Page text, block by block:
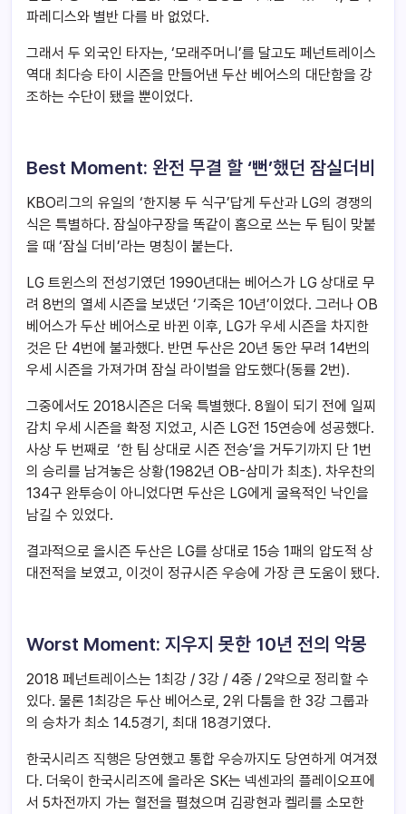
파레디스와 별반 다를 바 없었다.
그래서 두 외국인 타자는, ‘모래주머니’를 달고도 페넌트레이스
역대 최다승 타이 시즌을 만들어낸 두산 베어스의 대단함을 강
조하는 수단이 됐을 뿐이었다.
Best Moment: 완전 무결 할 ‘뻔’했던 잠실더비
KBO리그의 유일의 ‘한지붕 두 식구’답게 두산과 LG의 경쟁의
식은 특별하다. 잠실야구장을 똑같이 홈으로 쓰는 두 팀이 맞붙
을 때 ‘잠실 더비’라는 명칭이 붙는다.
LG 트윈스의 전성기였던 1990년대는 베어스가 LG 상대로 무
려 8번의 열세 시즌을 보냈던 ‘기죽은 10년’이었다. 그러나 OB
베어스가 두산 베어스로 바뀐 이후, LG가 우세 시즌을 차지한
것은 단 4번에 불과했다. 반면 두산은 20년 동안 무려 14번의
우세 시즌을 가져가며 잠실 라이벌을 압도했다(동률 2번).
그중에서도 2018시즌은 더욱 특별했다. 8월이 되기 전에 일찌
감치 우세 시즌을 확정 지었고, 시즌 LG전 15연승에 성공했다.
사상 두 번째로 ‘한 팀 상대로 시즌 전승’을 거두기까지 단 1번
의 승리를 남겨놓은 상황(1982년 OB-삼미가 최초). 차우찬의
134구 완투승이 아니었다면 두산은 LG에게 굴욕적인 낙인을
남길 수 있었다.
결과적으로 올시즌 두산은 LG를 상대로 15승 1패의 압도적 상
대전적을 보였고, 이것이 정규시즌 우승에 가장 큰 도움이 됐다.
Worst Moment: 지우지 못한 10년 전의 악몽
2018 페넌트레이스는 1최강 / 3강 / 4중 / 2약으로 정리할 수
있다. 물론 1최강은 두산 베어스로, 2위 다툼을 한 3강 그룹과
의 승차가 최소 14.5경기, 최대 18경기였다.
한국시리즈 직행은 당연했고 통합 우승까지도 당연하게 여겨졌
다. 더욱이 한국시리즈에 올라온 SK는 넥센과의 플레이오프에
서 5차전까지 가는 혈전을 펼쳤으며 김광현과 켈리를 소모한